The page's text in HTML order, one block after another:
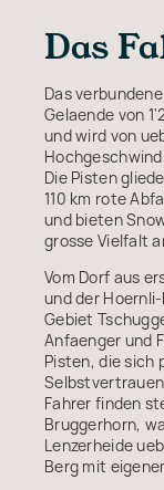
Das
Das
Gelaende von
und wird von
Die Pisten
110 km rote
und bieten
grosse Vielfalt
Vom Dorf aus
und der
Gebiet
Anfaenger und
Pisten, die sich
Fahrer finden
Bruggerhorn,
Lenzerheide
Berg mit